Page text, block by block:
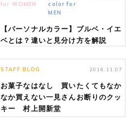
for WOMEN
color for
MEN
【パーソナルカラー】ブルベ・イエ
ベとは？違いと見分け方を解説
STAFF BLOG 2016.11.07
お菓子なはなし 買いたくてもなか
なか買えない一見さんお断りのクッ
キー 村上開新堂